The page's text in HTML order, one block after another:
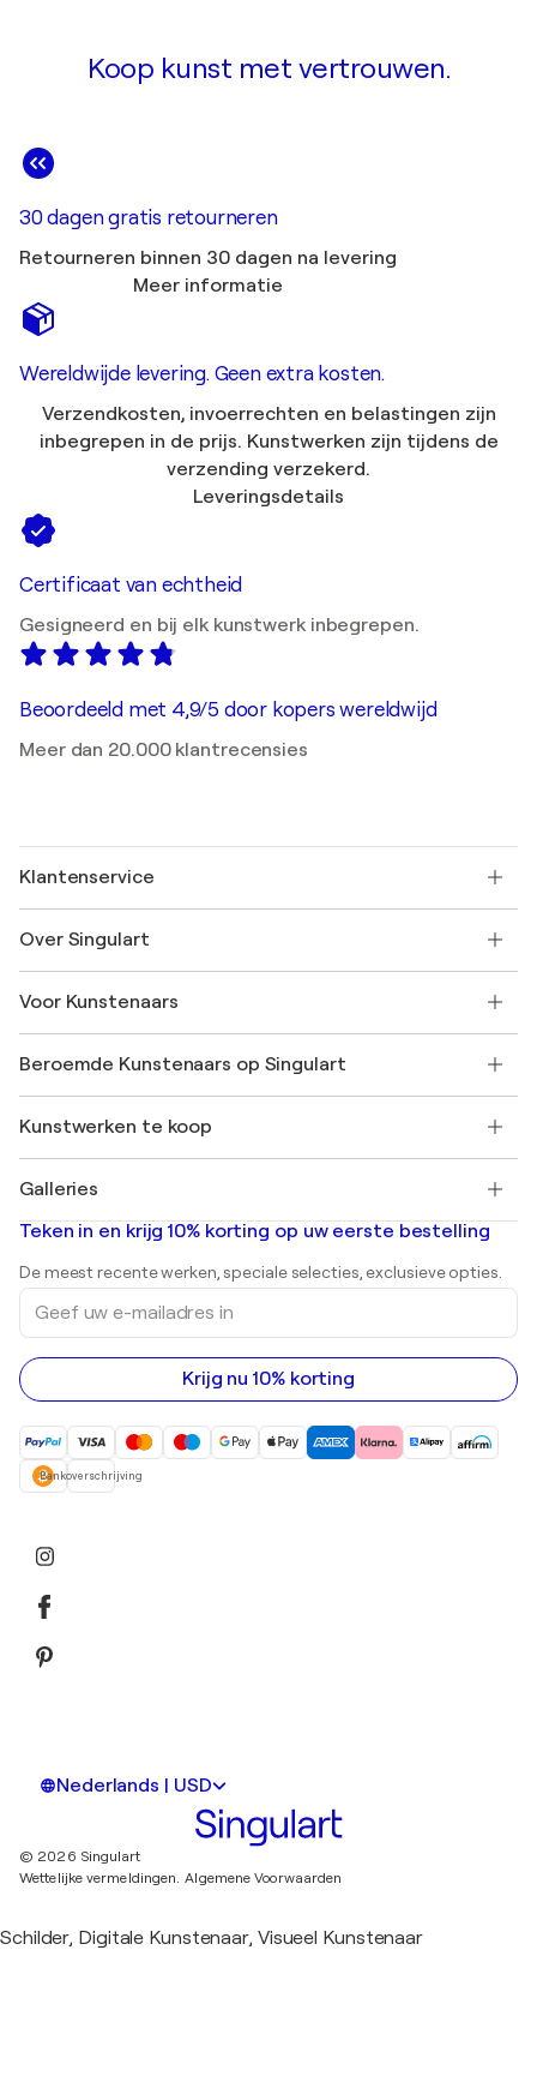
Koop kunst met vertrouwen.
30 dagen gratis retourneren
Retourneren binnen 30 dagen na levering
Meer informatie
Wereldwijde levering. Geen extra kosten.
Verzendkosten, invoerrechten en belastingen zijn
inbegrepen in de prijs. Kunstwerken zijn tijdens de
verzending verzekerd.
Leveringsdetails
Certificaat van echtheid
Gesigneerd en bij elk kunstwerk inbegrepen.
Beoordeeld met 4,9/5 door kopers wereldwijd
Meer dan 20.000 klantrecensies
Klantenservice
Verzenden
SINGULART Cadeaubon
Neem deel aan ons handelsprogramma
Mijn Account
+31 20 241 4758
Over Singulart
Veelgestelde Vragen
Singulart Magazine
Werken bij SINGULART
Ontdek gecureerde originele kunst
Voor Kunstenaars
Inloggen als Artiest
Beroemde Kunstenaars op Singulart
Marc Chagall
Banksy
Mr. Brainwash
Shepard Fairey
Kunstwerken te koop
Abstracte schilderijen te koop
Landschapsschilderijen
Beelden
Acrylverfschilderijen
Galleries
Kunstgaleries in Nederland
Teken in en krijg 10% korting op uw eerste bestelling
De meest recente werken, speciale selecties, exclusieve opties.
Geef
uw
e-
mailadres
in
Krijg nu 10% korting
Bankoverschrijving
Nederlands | USD
© 2026 Singulart
Wettelijke vermeldingen. Algemene Voorwaarden
Schilder, Digitale Kunstenaar, Visueel Kunstenaar